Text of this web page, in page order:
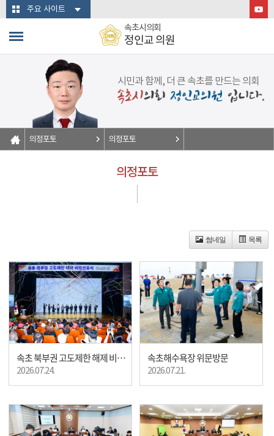
본문바로가기주요 사이트
속초시의회
정인교 의원
시민과 함께, 더 큰 속초를 만드는 의회
의정포토 의정포토
의정포토
썸네일 목록
속초 북부권 고도제한 해제 비전선포식
2026.07.24.
속초해수욕장 위문방문
2026.07.21.